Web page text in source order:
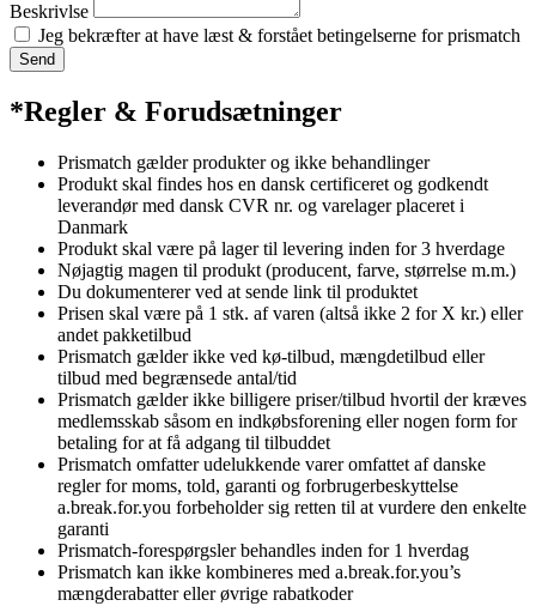
Beskrivlse
Jeg bekræfter at have læst & forstået betingelserne for prismatch
Send
*Regler & Forudsætninger
Prismatch gælder produkter og ikke behandlinger
Produkt skal findes hos en dansk certificeret og godkendt
leverandør med dansk CVR nr. og varelager placeret i
Danmark
Produkt skal være på lager til levering inden for 3 hverdage
Nøjagtig magen til produkt (producent, farve, størrelse m.m.)
Du dokumenterer ved at sende link til produktet
Prisen skal være på 1 stk. af varen (altså ikke 2 for X kr.) eller
andet pakketilbud
Prismatch gælder ikke ved kø-tilbud, mængdetilbud eller
tilbud med begrænsede antal/tid
Prismatch gælder ikke billigere priser/tilbud hvortil der kræves
medlemsskab såsom en indkøbsforening eller nogen form for
betaling for at få adgang til tilbuddet
Prismatch omfatter udelukkende varer omfattet af danske
regler for moms, told, garanti og forbrugerbeskyttelse
a.break.for.you forbeholder sig retten til at vurdere den enkelte
garanti
Prismatch-forespørgsler behandles inden for 1 hverdag
Prismatch kan ikke kombineres med a.break.for.you’s
mængderabatter eller øvrige rabatkoder